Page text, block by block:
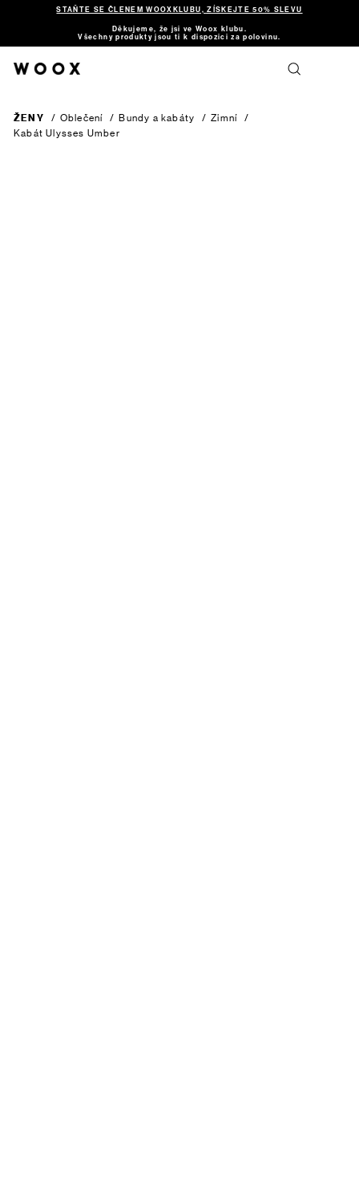
STAŇTE SE ČLENEM WOOXKLUBU, ZÍSKEJTE 50% SLEVU
Děkujeme, že jsi ve Woox klubu.
Všechny produkty jsou ti k dispozici za polovinu.
ŽENY / Oblečení / Bundy a kabáty / Zimní
/
Kabát Ulysses Umber